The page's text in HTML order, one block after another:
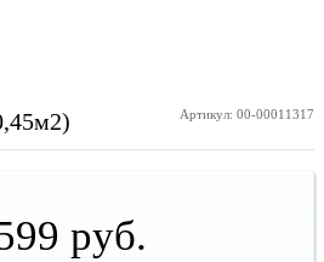
Артикул: 00-00011317
руб.